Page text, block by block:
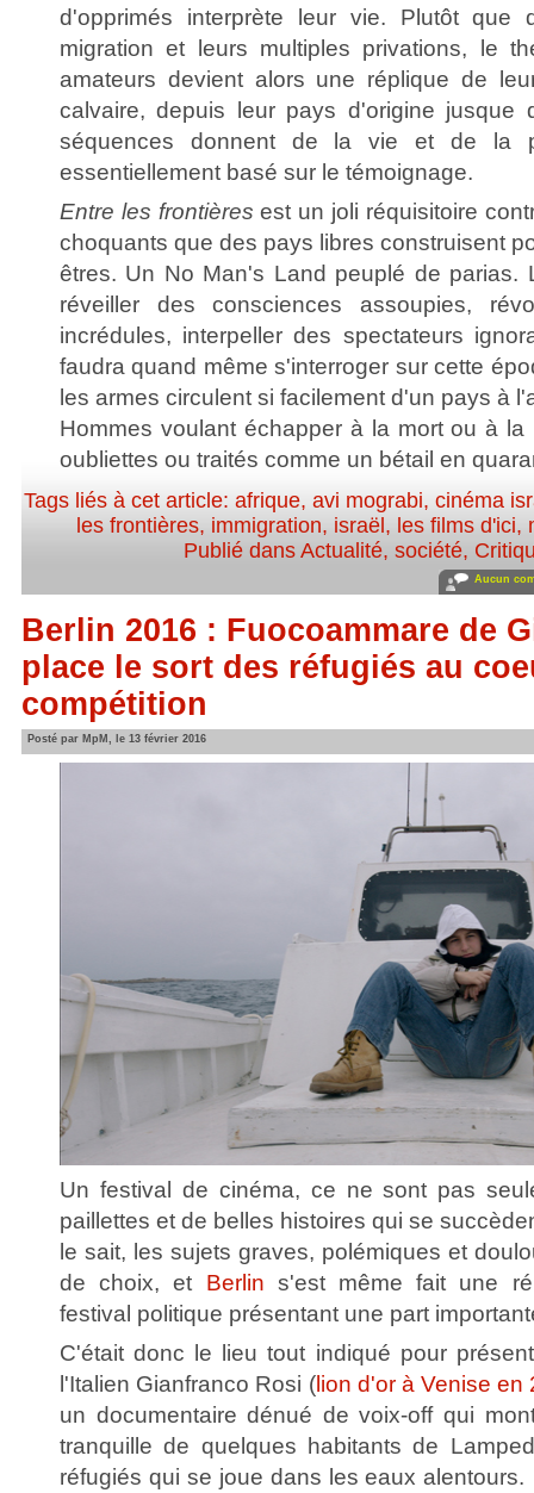
d'opprimés interprète leur vie. Plutôt que
migration et leurs multiples privations, le
amateurs devient alors une réplique de
calvaire, depuis leur pays d'origine jusque
séquences donnent de la vie et de la
essentiellement basé sur le témoignage.
Entre les frontières est un joli réquisitoire
choquants que des pays libres construisent
êtres. Un No Man's Land peuplé de parias.
réveiller des consciences assoupies,
incrédules, interpeller des spectateurs
faudra quand même s'interroger sur cette
les armes circulent si facilement d'un pays à
Hommes voulant échapper à la mort ou à
oubliettes ou traités comme un bétail en
Tags liés à cet article:afrique,avi mograbi,cinéma
les frontières, immigration, israël , les films d'ici,
Publié dans Actualité, société,
Aucun
Berlin 2016 : Fuocoammare de
place le sort des réfugiés au
compétition
Posté par MpM, le 13 février 2016
Un festival de cinéma, ce ne sont pas
paillettes et de belles histoires qui se
le sait, les sujets graves, polémiques et
de choix, et Berlin s'est même fait une
festival politique présentant une part
C'était donc le lieu tout indiqué pour
l'Italien Gianfranco Rosi (lion d'or à Venise en
un documentaire dénué de voix-off qui
tranquille de quelques habitants de
réfugiés qui se joue dans les eaux